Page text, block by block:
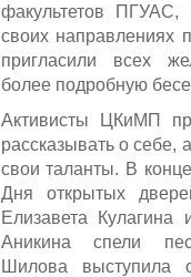
факультетов ПГУАС,
своих направлениях
пригласили всех
более подробную
Активисты ЦКиМП
рассказывать о себе,
свои таланты. В
Дня открытых
Елизавета Кулагина
Аникина спели
Шилова выступила